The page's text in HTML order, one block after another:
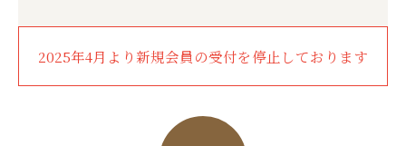
2025年4月より新規会員の受付を停止しております